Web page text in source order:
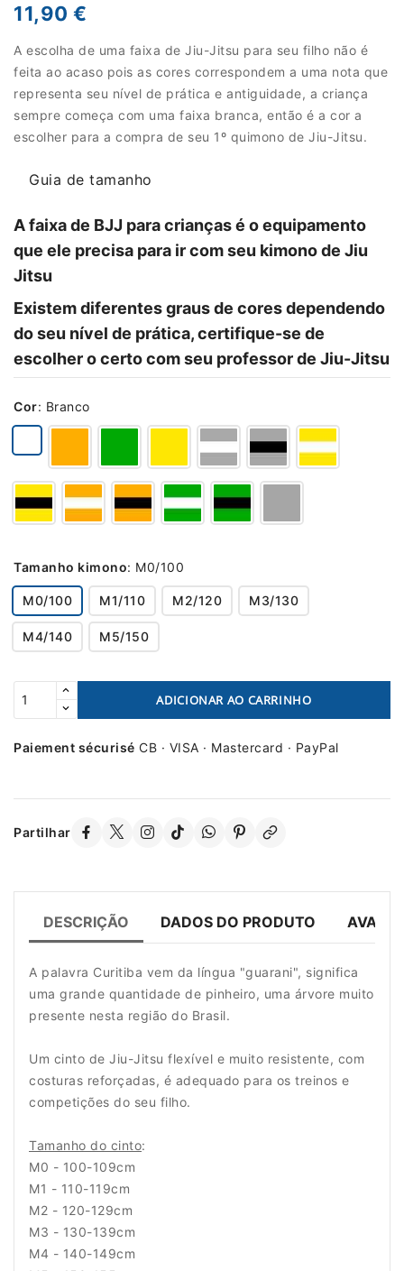
11,90 €
A escolha de uma faixa de Jiu-Jitsu para seu filho não é
feita ao acaso pois as cores correspondem a uma nota que
representa seu nível de prática e antiguidade, a criança
sempre começa com uma faixa branca, então é a cor a
escolher para a compra de seu 1º quimono de Jiu-Jitsu.
Guia de tamanho
A faixa de BJJ para crianças é o equipamento
que ele precisa para ir com seu kimono de Jiu
Jitsu
Existem diferentes graus de cores dependendo
do seu nível de prática, certifique-se de
escolher o certo com seu professor de Jiu-Jitsu
Cor: Branco
Tamanho kimono: M0/100
M0/100 M1/110 M2/120 M3/130
M4/140 M5/150
ADICIONAR AO CARRINHO
Paiement sécurisé CB · VISA · Mastercard · PayPal
Partilhar
DESCRIÇÃO DADOS DO PRODUTO
A palavra Curitiba vem da língua "guarani", significa
uma grande quantidade de pinheiro, uma árvore muito
presente nesta região do Brasil.
Um cinto de Jiu-Jitsu flexível e muito resistente, com
costuras reforçadas, é adequado para os treinos e
competições do seu filho.
Tamanho do cinto:
M0 - 100-109cm
M1 - 110-119cm
M2 - 120-129cm
M3 - 130-139cm
M4 - 140-149cm